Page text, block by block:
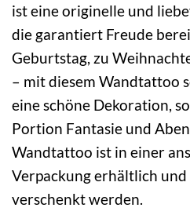
ist eine originelle und
die garantiert Freude
Geburtstag, zu
– mit diesem Wandtattoo
eine schöne Dekoration,
Portion Fantasie und
Wandtattoo ist in einer
Verpackung erhältlich
verschenkt werden.